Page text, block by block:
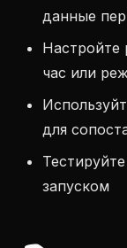
данные
Настройте
час или
для
запуском